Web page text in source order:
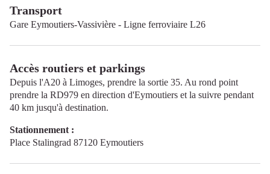
Transport
Gare Eymoutiers-Vassivière - Ligne ferroviaire L26
Accès routiers et parkings
Depuis l'A20 à Limoges, prendre la sortie 35. Au rond point
prendre la RD979 en direction d'Eymoutiers et la suivre pendant
40 km jusqu'à destination.
Stationnement :
Place Stalingrad 87120 Eymoutiers